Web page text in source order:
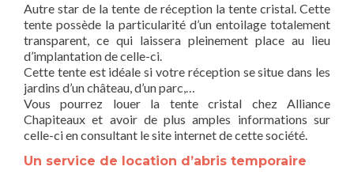
Autre star de la tente de réception la tente cristal. Cette
tente possède la particularité d’un entoilage totalement
transparent, ce qui laissera pleinement place au lieu
d’implantation de celle-ci.
Cette tente est idéale si votre réception se situe dans les
jardins d’un château, d’un parc,…
Vous pourrez louer la tente cristal chez Alliance
Chapiteaux et avoir de plus amples informations sur
celle-ci en consultant le site internet de cette société.
Un service de location d’abris temporaire